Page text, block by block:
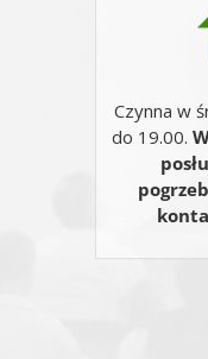
Czynna w
do 19.00.